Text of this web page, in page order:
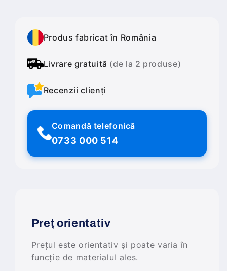
Produs fabricat în România
Livrare gratuită (de la 2 produse)
Recenzii clienți
Comandă telefonică
0733 000 514
Preț orientativ
Prețul este orientativ și poate varia în
funcție de materialul ales.